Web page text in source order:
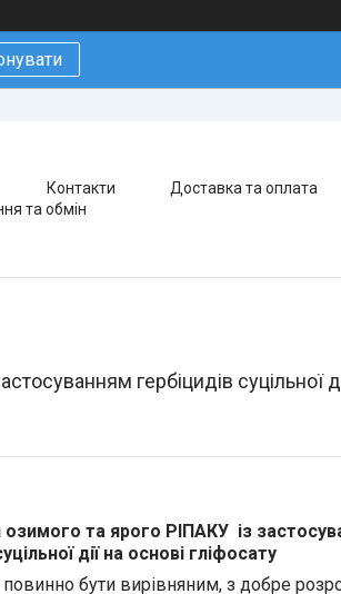
Контакти
Доставка та оплата
та обмін
гербіцидів суцільної
та ярого РІПАКУ із
дії на основі гліфосату
повинно бути вирівняним, з добре